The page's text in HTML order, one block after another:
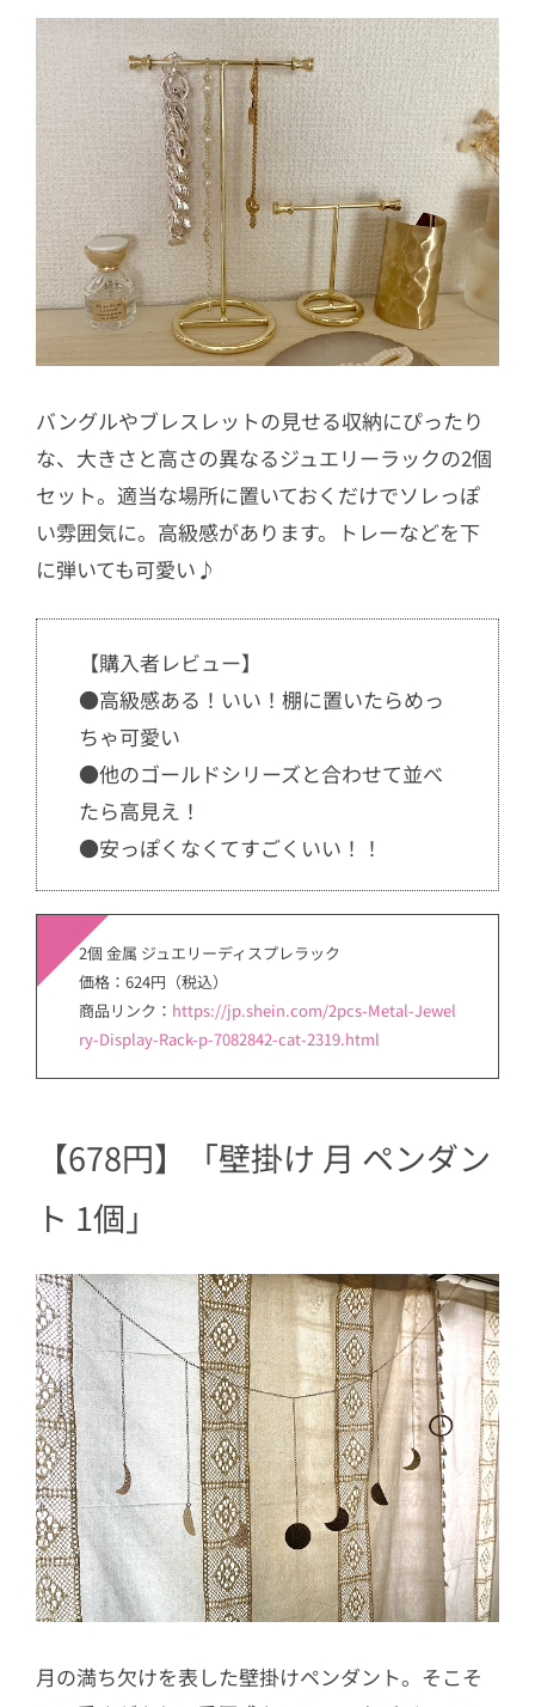
バングルやブレスレットの見せる収納にぴったり
な、大きさと高さの異なるジュエリーラックの2個
セット。適当な場所に置いておくだけでソレっぽ
い雰囲気に。高級感があります。トレーなどを下
に弾いても可愛い♪
【購入者レビュー】
●高級感ある！いい！棚に置いたらめっ
ちゃ可愛い
●他のゴールドシリーズと合わせて並べ
たら高見え！
●安っぽくなくてすごくいい！！
2個 金属 ジュエリーディスプレラック
価格：624円（税込）
商品リンク： https://jp.shein.com/2pcs-Metal-Jewel
ry-Display-Rack-p-7082842-cat-2319.html
【678円】「壁掛け 月 ペンダン
ト 1個」
月の満ち欠けを表した壁掛けペンダント。そこそ